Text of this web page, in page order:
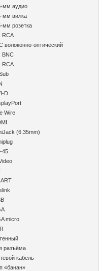
мм аудио
мм вилка
мм розетка
RCA
волоконно-оптический
BNC
RCA
D
Wire
(6.35mm)
45
micro
разъёма
кабель
«банан»